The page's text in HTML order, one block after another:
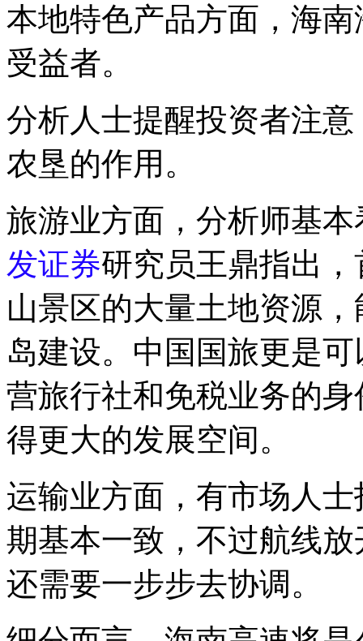
本地特色产品方面，海
受益者。
分析人士提醒投资者注
农垦的作用。
旅游业方面，分析师基本
发证券研究员王鼎指出
山景区的大量土地资源
岛建设。中国国旅更是
营旅行社和免税业务的
得更大的发展空间。
运输业方面，有市场人
期基本一致，不过航线
还需要一步步去协调。